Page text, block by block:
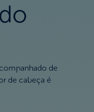
de
de cabeça é